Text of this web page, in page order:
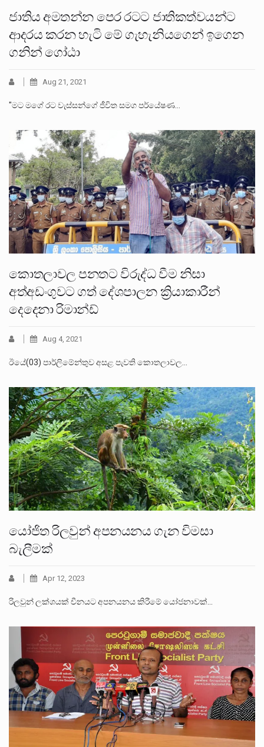
ජාතිය අමතන්න පෙර රටට ජාතිකත්වයන්ට
ආදරය කරන හැටි මේ ගැහැනියගෙන් ඉගෙන
ගනින් ගෝඨා
Aug 21, 2021
"මට මගේ රට වැස්සන්ගේ ජීවිත සමග පර්යේෂණ…
කොතලාවල පනතට විරුද්ධ වීම නිසා
අත්අඩංගුවට ගත් දේශපාලන ක්‍රියාකාරීන්
දෙදෙනා රිමාන්ඩ්
Aug 4, 2021
ඊයේ(03) පාර්ලිමේන්තුව අසළ පැවති කොතලාවල…
යෝජිත රිලවුන් අපනයනය ගැන විමසා
බැලීමක්
Apr 12, 2023
රිලවුන් ලක්ශයක් චීනයට අපනයනය කිරීමේ යෝජනාවක්…